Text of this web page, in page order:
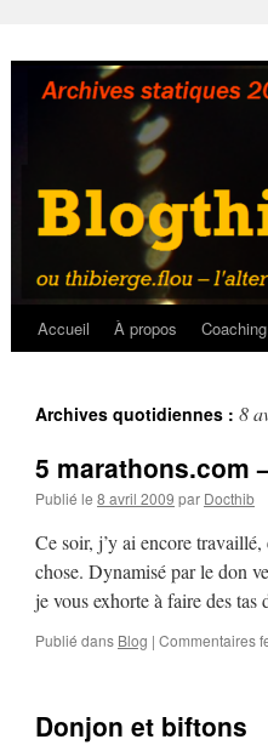
contenu
Accueil À propos Coaching
Archives quotidiennes : 8
5 marathons.com
Publié le 8 avril 2009 par Docthib
Ce soir, j’y ai encore
chose. Dynamisé par le don
je vous exhorte à faire des
Publié dans Blog | Commentaires
Donjon et biftons